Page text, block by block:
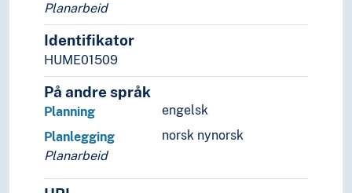
Testing
Tidsbruk (Generelt)
Tilbakemelding
Tillatelse
Tverrfaglighet
Typologi
Ulikheter
Ulykker
Undersøkelser
Utredninger
Planarbeid
Identifikator
HUME01509
På andre språk
engelsk
Planning
norsk nynorsk
Planlegging
Planarbeid